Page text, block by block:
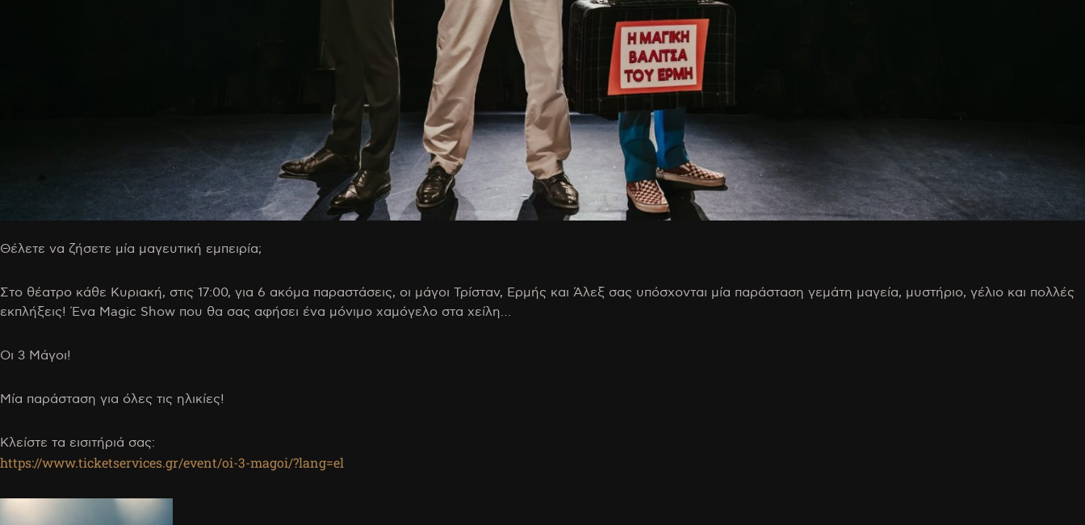
Θέλετε να ζήσετε μία μαγευτική εμπειρία;
Στο θέατρο κάθε Κυριακή, στις 17:00, για 6 ακόμα παραστάσεις, οι μάγοι Τρίσταν, Ερμής και Άλεξ σας υπόσχονται μία παράσταση γεμάτη μαγεία, μυστήριο, γέλιο και πολλές
εκπλήξεις! Ένα Magic Show που θα σας αφήσει ένα μόνιμο χαμόγελο στα χείλη…
Οι 3 Μάγοι!
Μία παράσταση για όλες τις ηλικίες!
Κλείστε τα εισιτήριά σας:
https://www.ticketservices.gr/event/oi-3-magoi/?lang=el